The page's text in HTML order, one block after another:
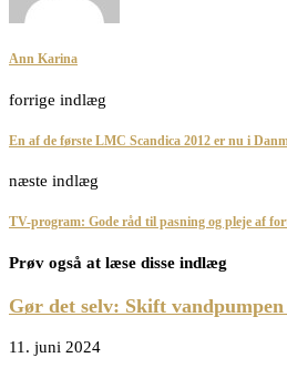
Ann Karina
forrige indlæg
En af de første LMC Scandica 2012 er nu i
næste indlæg
TV-program: Gode råd til pasning og pleje af
Prøv også at læse disse indlæg
Gør det selv: Skift
11. juni 2024